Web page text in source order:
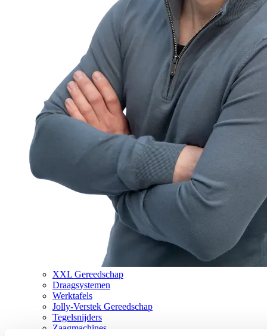
XXL Gereedschap
Draagsystemen
Werktafels
Jolly-Verstek Gereedschap
Tegelsnijders
Zaagmachines